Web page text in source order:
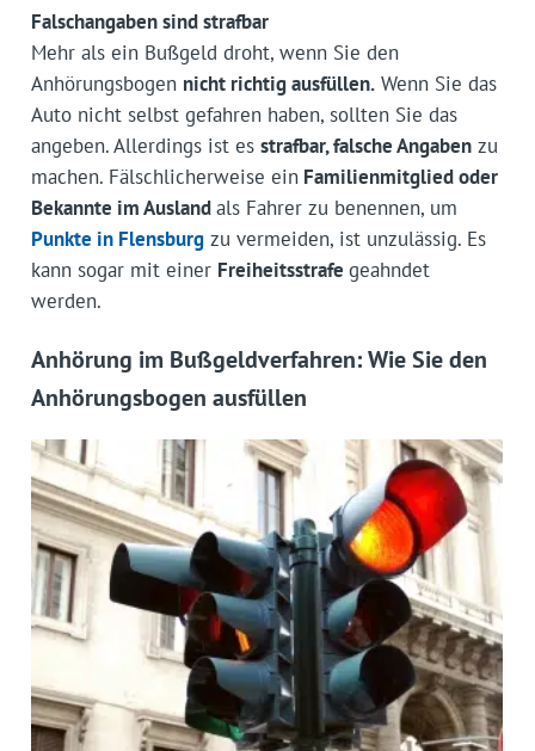
Falschangaben sind strafbar
Mehr als ein Bußgeld droht, wenn Sie den
Anhörungsbogen nicht richtig ausfüllen.Wenn Sie das
Auto nicht selbst gefahren haben, sollten Sie das
angeben. Allerdings ist es strafbar, falsche Angabenzu
machen. Fälschlicherweise einFamilienmitglied oder
Bekannte im Auslandals Fahrer zu benennen, um
Punkte in Flensburgzu vermeiden, ist unzulässig. Es
kann sogar mit einer Freiheitsstrafe geahndet
werden.
Anhörung im Bußgeldverfahren: Wie Sie den
Anhörungsbogen ausfüllen